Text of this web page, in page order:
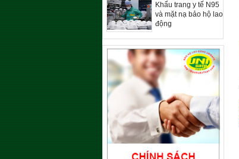
Khẩu trang y tế N95
và mặt nạ bảo hộ lao
động